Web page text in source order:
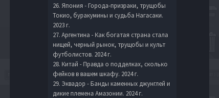
26. Япония - Города-призраки, трущобы
Токио, буракумины и судьба Нагасаки.
2023 г.
27. Аргентина - Как богатая страна стала
нищей, черный рынок, трущобы и культ
футболистов. 2024 г.
28. Китай - Правда о подделках, сколько
фейков в вашем шкафу. 2024 г.
29. Эквадор - Банды каменных джунглей и
дикие племена Амазонии. 2024 г.